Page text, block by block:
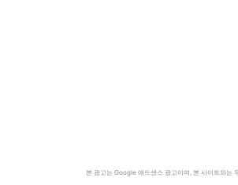
본 광고는 Google 애드센스 광고이며, 본 사이트와는